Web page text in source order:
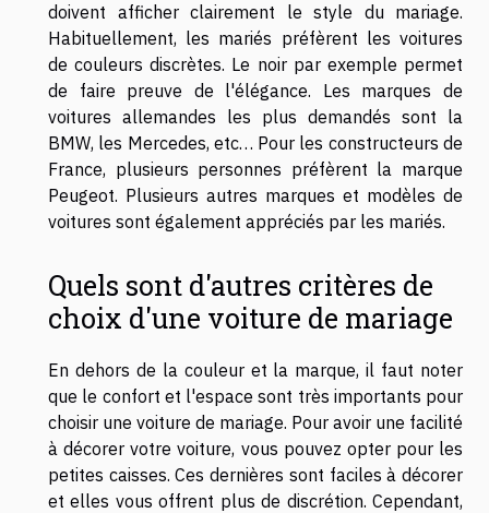
doivent afficher clairement le style du mariage.
Habituellement, les mariés préfèrent les voitures
de couleurs discrètes. Le noir par exemple permet
de faire preuve de l'élégance. Les marques de
voitures allemandes les plus demandés sont la
BMW, les Mercedes, etc… Pour les constructeurs de
France, plusieurs personnes préfèrent la marque
Peugeot. Plusieurs autres marques et modèles de
voitures sont également appréciés par les mariés.
Quels sont d'autres critères de
choix d'une voiture de mariage
En dehors de la couleur et la marque, il faut noter
que le confort et l'espace sont très importants pour
choisir une voiture de mariage. Pour avoir une facilité
à décorer votre voiture, vous pouvez opter pour les
petites caisses. Ces dernières sont faciles à décorer
et elles vous offrent plus de discrétion. Cependant,